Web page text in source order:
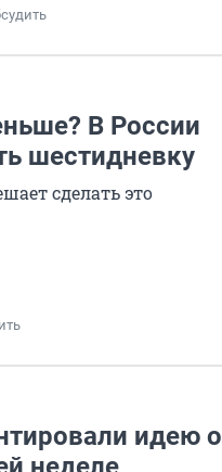
В России
шестидневку
сделать это
идею о